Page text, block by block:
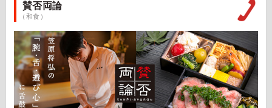
賛否両論
（和食）